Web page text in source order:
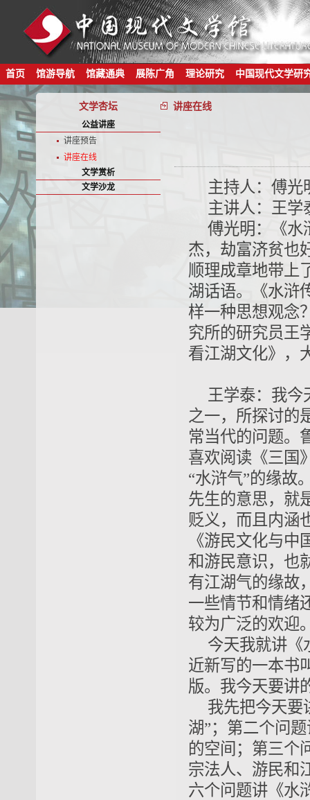
首页 馆游导航 馆藏通典 展陈广角 理论研究 中国现代文学研
文学杏坛 讲座在线
公益讲座
讲座预告
讲座在线
文学赏析
文学沙龙
主持人：傅光
主讲人：王学
傅光明：《水
杰，劫富济贫也
顺理成章地带上
湖话语。《水浒
样一种思想观念
究所的研究员王
看江湖文化》，
王学泰：我今
之一，所探讨的
常当代的问题。
喜欢阅读《三国
“水浒气”的缘故
先生的意思，就
贬义，而且内涵
《游民文化与
和游民意识，也
有江湖气的缘故
一些情节和情绪
较为广泛的欢迎
今天我就讲《
近新写的一本书
版。我今天要讲
我先把今天要
湖”；第二个问
的空间；第三个
宗法人、游民和
六个问题讲《水